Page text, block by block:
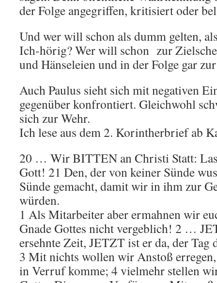
der Folge angegriffen, kritisiert oder
Und wer will schon als dumm gelten,
Ich-hörig? Wer will schon zur
und Hänseleien und in der Folge gar
Auch Paulus sieht sich mit negativen
gegenüber konfrontiert. Gleichwohl
sich zur Wehr.
Ich lese aus dem 2. Korintherbrief ab
20 … Wir BITTEN an Christi Statt:
Gott! 21 Den, der von keiner Sünde
Sünde gemacht, damit wir in ihm zur
würden.
1 Als Mitarbeiter aber ermahnen wir
Gnade Gottes nicht vergeblich! 2 …
ersehnte Zeit, JETZT ist er da, der Tag
3 Mit nichts wollen wir Anstoß
in Verruf komme; 4 vielmehr stellen